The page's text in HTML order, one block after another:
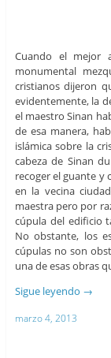
Cuando el mejor
monumental
cristianos dijeron
evidentemente, la
el maestro Sinan
de esa manera,
islámica sobre la
cabeza de Sinan
recoger el guante y
en la vecina
maestra pero por
cúpula del edificio
No obstante, los
cúpulas no son
una de esas obras
Sigue leyendo →
marzo 4, 2013